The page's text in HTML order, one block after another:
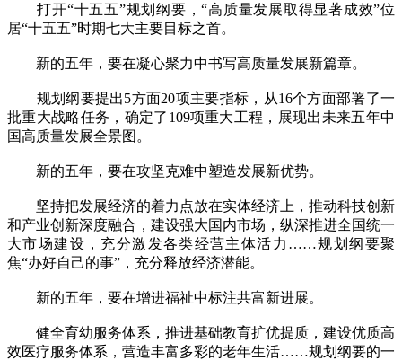
打开“十五五”规划纲要，“高质量发展取得显著成效”位
居“十五五”时期七大主要目标之首。
新的五年，要在凝心聚力中书写高质量发展新篇章。
规划纲要提出5方面20项主要指标，从16个方面部署了一
批重大战略任务，确定了109项重大工程，展现出未来五年中
国高质量发展全景图。
新的五年，要在攻坚克难中塑造发展新优势。
坚持把发展经济的着力点放在实体经济上，推动科技创新
和产业创新深度融合，建设强大国内市场，纵深推进全国统一
大市场建设，充分激发各类经营主体活力……规划纲要聚
焦“办好自己的事”，充分释放经济潜能。
新的五年，要在增进福祉中标注共富新进展。
健全育幼服务体系，推进基础教育扩优提质，建设优质高
效医疗服务体系，营造丰富多彩的老年生活……规划纲要的一